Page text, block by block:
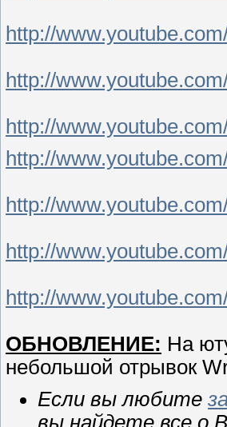
http://
http://
http://
http://
http://
http://
http://
ОБНОВЛЕНИЕ: На
небольшой отрывок
Если вы любите
вы найдете все о